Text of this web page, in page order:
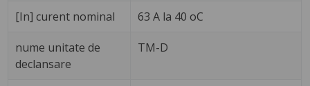
[In] curent nominal 63 A la 40 oC
nume unitate de
declansare
TM-D